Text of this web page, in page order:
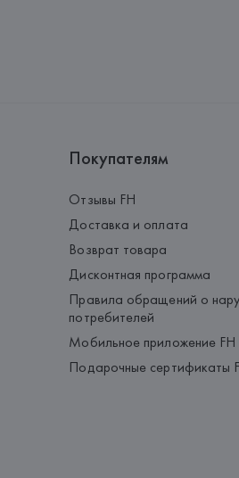
Покупателям
Отзывы FH
Доставка и оплата
Возврат товара
Дисконтная программа
Правила обращений о
потребителей
Мобильное приложение FH
Подарочные сертификаты